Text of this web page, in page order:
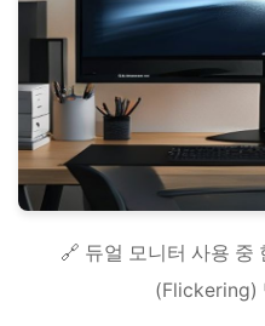
🔗 듀얼 모니터 사용 중
(Flickering)